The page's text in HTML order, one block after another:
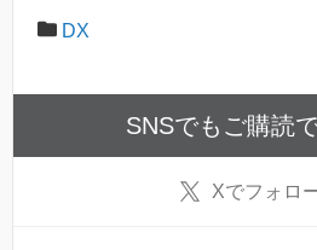
DX
SNSでもご購読
Xでフォロ